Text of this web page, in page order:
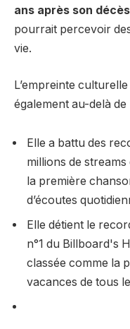
ans après son décès
pourrait percevoir
vie.
L’empreinte
également au-delà de
Elle a battu des
millions de
la première
d’écoutes
Elle détient le
n°1 du Billboard's
classée comme la
vacances de tous